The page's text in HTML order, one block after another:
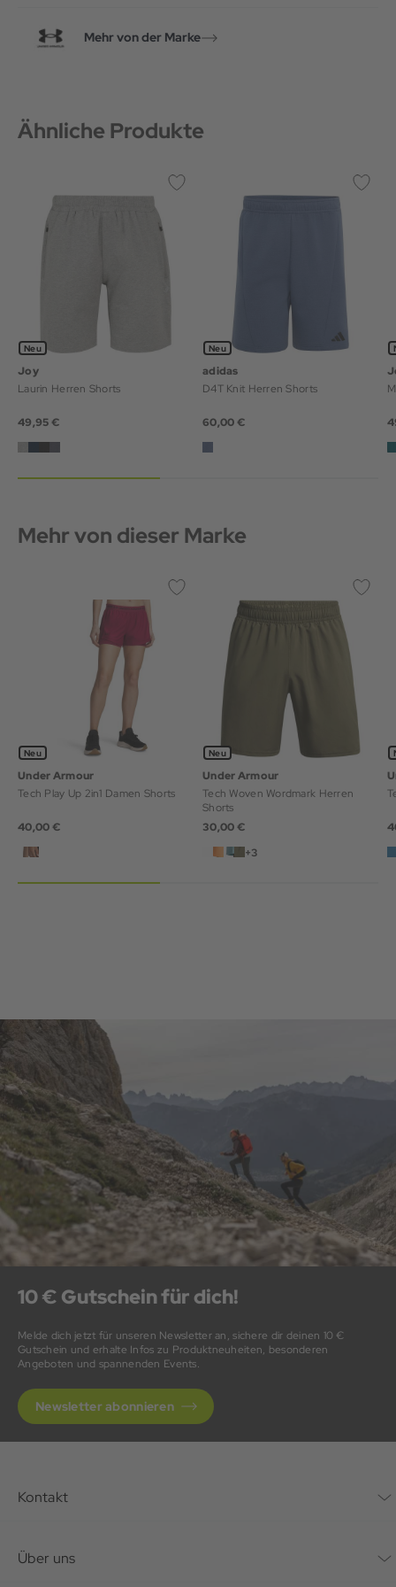
Mehr von der Marke
Ähnliche Produkte
Neu
Joy
Laurin Herren Shorts
49,95 €
Neu
adidas
D4T Knit Herren Shorts
60,00 €
Mehr von dieser Marke
Neu
Under Armour
Tech Play Up 2in1 Damen Shorts
40,00 €
Neu
Under Armour
Tech Woven Wordmark Herren
Shorts
30,00 €
+3
10 € Gutschein für dich!
Melde dich jetzt für unseren Newsletter an, sichere dir deinen 10 €
Gutschein und erhalte Infos zu Produktneuheiten, besonderen
Angeboten und spannenden Events.
Newsletter abonnieren
Kontakt
Über uns